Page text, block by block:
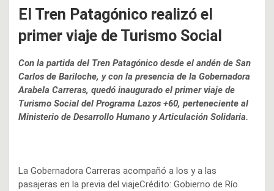
El Tren Patagónico realizó el
primer viaje de Turismo Social
Con la partida del Tren Patagónico desde el andén de San
Carlos de Bariloche, y con la presencia de la Gobernadora
Arabela Carreras, quedó inaugurado el primer viaje de
Turismo Social del Programa Lazos +60, perteneciente al
Ministerio de Desarrollo Humano y Articulación Solidaria.
La Gobernadora Carreras acompañó a los y a las
pasajeras en la previa del viajeCrédito: Gobierno de Río